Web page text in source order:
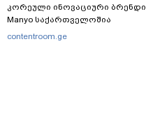
კორეული ინოვაციური ბრენდი
Manyo საქართველოშია
contentroom.ge